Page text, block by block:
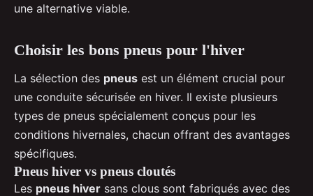
une alternative viable.
Choisir les bons pneus pour l'hiver
La sélection des pneus est un élément crucial pour
une conduite sécurisée en hiver. Il existe plusieurs
types de pneus spécialement conçus pour les
conditions hivernales, chacun offrant des avantages
spécifiques.
Pneus hiver vs pneus cloutés
Les pneus hiver sans clous sont fabriqués avec des